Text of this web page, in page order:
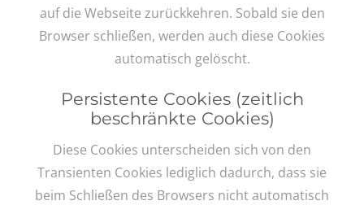
auf die Webseite zurückkehren. Sobald sie den
Browser schließen, werden auch diese Cookies
automatisch gelöscht.
Persistente Cookies (zeitlich
beschränkte Cookies)
Diese Cookies unterscheiden sich von den
Transienten Cookies lediglich dadurch, dass sie
beim Schließen des Browsers nicht automatisch